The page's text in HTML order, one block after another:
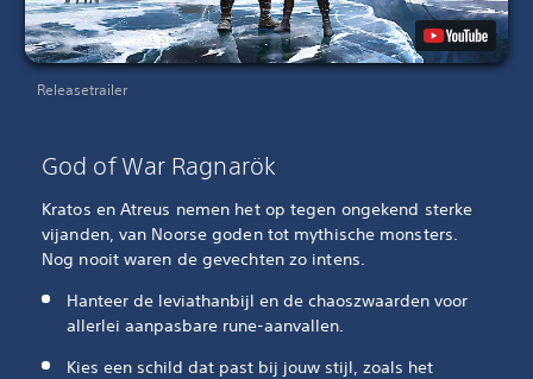
Releasetrailer
God of War Ragnarök
Kratos en Atreus nemen het op tegen ongekend sterke
vijanden, van Noorse goden tot mythische monsters.
Nog nooit waren de gevechten zo intens.
Hanteer de leviathanbijl en de chaoszwaarden voor
allerlei aanpasbare rune-aanvallen.
Kies een schild dat past bij jouw stijl, zoals het